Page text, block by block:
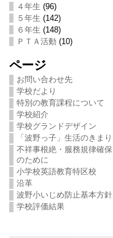
４年生 (96)
５年生 (142)
６年生 (148)
ＰＴＡ活動 (10)
ページ
お問い合わせ先
学校だより
特別の教育課程について
学校紹介
学校グランドデザイン
「波野っ子」生活のきまり
不祥事根絶・服務規律確保
のために
小学校英語教育特区校
沿革
波野小いじめ防止基本方針
学校評価結果